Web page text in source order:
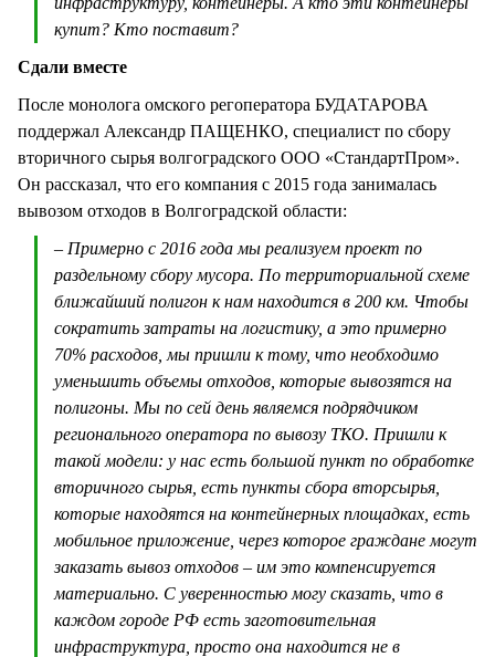
купит? Кто поставит?
Сдали вместе
После монолога омского регоператора БУДАТАРОВА
поддержал Александр ПАЩЕНКО, специалист по сбору
вторичного сырья волгоградского ООО «СтандартПром».
Он рассказал, что его компания с 2015 года занималась
вывозом отходов в Волгоградской области:
– Примерно с 2016 года мы реализуем проект по
раздельному сбору мусора. По территориальной схеме
ближайший полигон к нам находится в 200 км. Чтобы
сократить затраты на логистику, а это примерно
70% расходов, мы пришли к тому, что необходимо
уменьшить объемы отходов, которые вывозятся на
полигоны. Мы по сей день являемся подрядчиком
регионального оператора по вывозу ТКО. Пришли к
такой модели: у нас есть большой пункт по обработке
вторичного сырья, есть пункты сбора вторсырья,
которые находятся на контейнерных площадках, есть
мобильное приложение, через которое граждане могут
заказать вывоз отходов – им это компенсируется
материально. С уверенностью могу сказать, что в
каждом городе РФ есть заготовительная
инфраструктура, просто она находится не в